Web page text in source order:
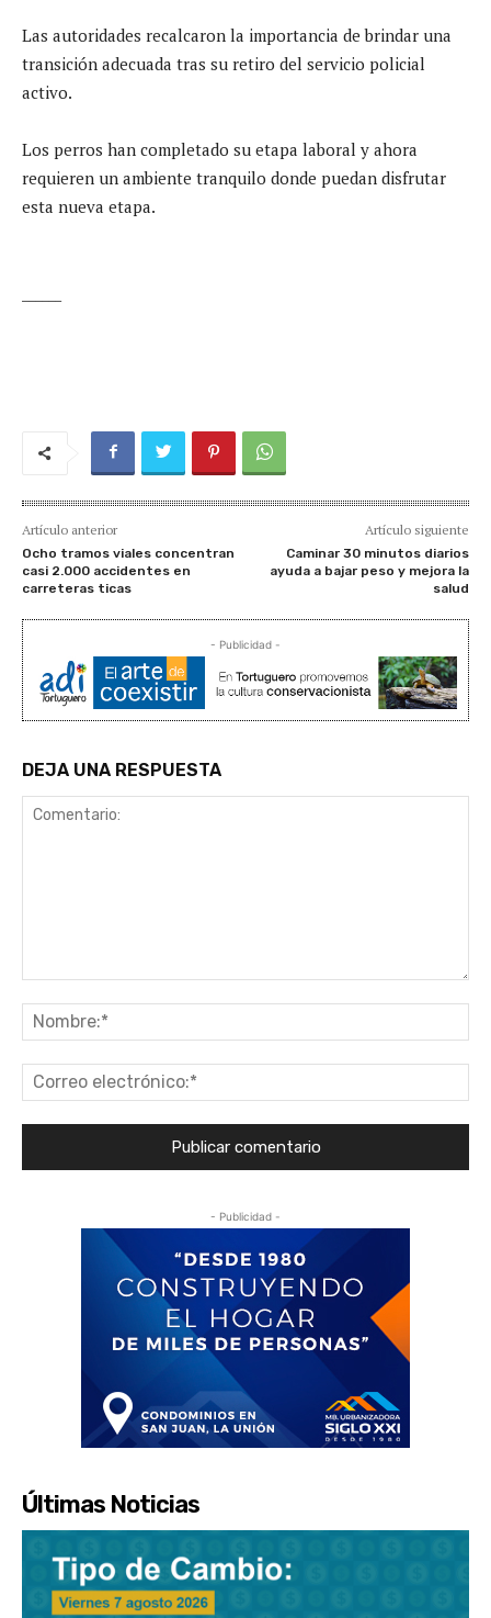
Las autoridades recalcaron la importancia de brindar una
transición adecuada tras su retiro del servicio policial
activo.
Los perros han completado su etapa laboral y ahora
requieren un ambiente tranquilo donde puedan disfrutar
esta nueva etapa.
Artículo anterior
Ocho tramos viales concentran
casi 2.000 accidentes en
carreteras ticas
Artículo siguiente
Caminar 30 minutos diarios
ayuda a bajar peso y mejora la
salud
- Publicidad -
DEJA UNA RESPUESTA
- Publicidad -
Últimas Noticias